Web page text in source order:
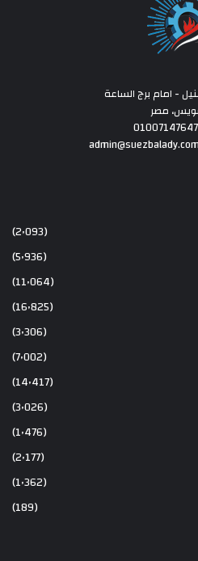
- امام برج الساعة
مصر
(2٬093)
(5٬936)
(11٬064)
(16٬825)
(3٬306)
(7٬002)
(14٬417)
(3٬026)
(1٬476)
(2٬177)
(1٬362)
(189)